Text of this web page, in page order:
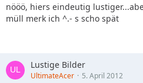
nööö, hiers eindeutig
müll merk ich ^.- s scho spät
Lustige Bilder
UltimateAcer 5. April 2012